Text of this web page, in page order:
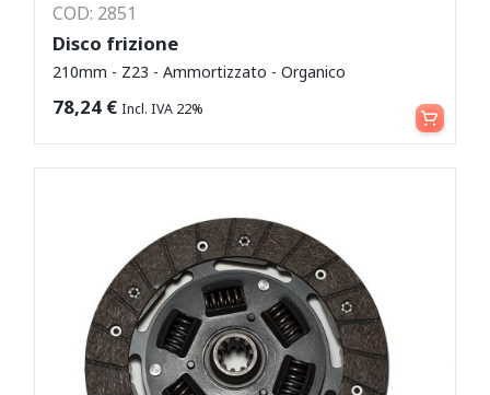
COD: 2851
Disco frizione
210mm - Z23 - Ammortizzato - Organico
78,24 € Incl. IVA 22% Leggi tutto